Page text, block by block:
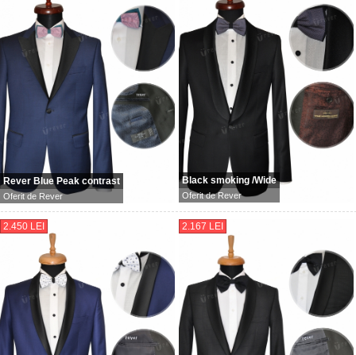
Rever Blue Peak contrast
Oferit de Rever
Black smoking /Wide
Oferit deRever
2.450 LEI 2.167 LEI